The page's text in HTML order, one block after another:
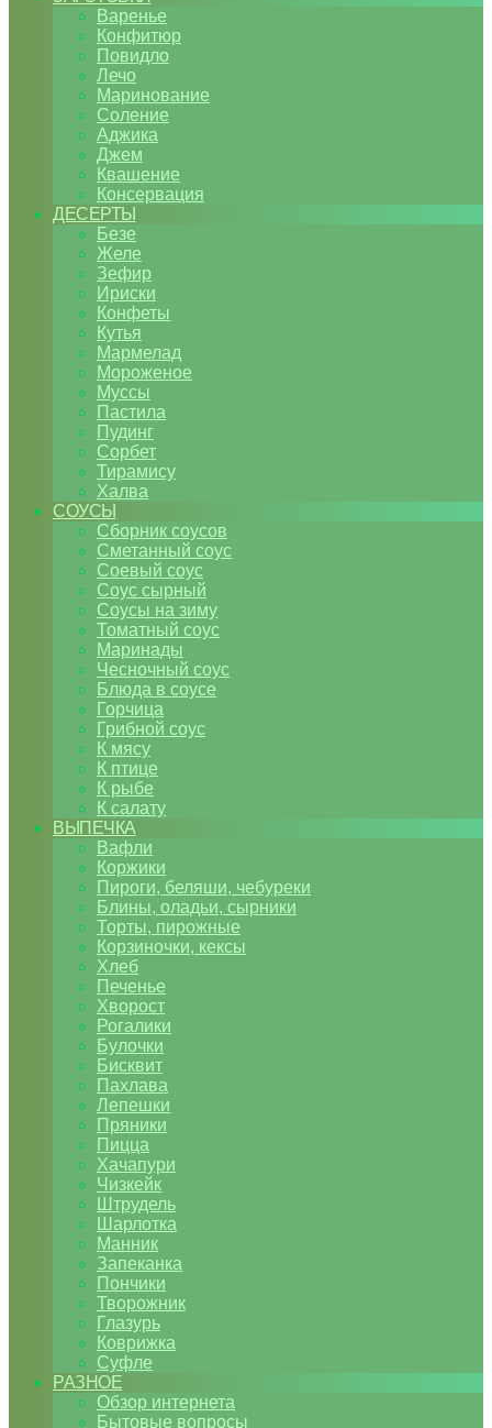
Варенье
Конфитюр
Повидло
Лечо
Маринование
Соление
Аджика
Джем
Квашение
Консервация
ДЕСЕРТЫ
Безе
Желе
Зефир
Ириски
Конфеты
Кутья
Мармелад
Мороженое
Муссы
Пастила
Пудинг
Сорбет
Тирамису
Халва
СОУСЫ
Сборник соусов
Сметанный соус
Соевый соус
Соус сырный
Соусы на зиму
Томатный соус
Маринады
Чесночный соус
Блюда в соусе
Горчица
Грибной соус
К мясу
К птице
К рыбе
К салату
ВЫПЕЧКА
Вафли
Коржики
Пироги, беляши, чебуреки
Блины, оладьи, сырники
Торты, пирожные
Корзиночки, кексы
Хлеб
Печенье
Хворост
Рогалики
Булочки
Бисквит
Пахлава
Лепешки
Пряники
Пицца
Хачапури
Чизкейк
Штрудель
Шарлотка
Манник
Запеканка
Пончики
Творожник
Глазурь
Коврижка
Суфле
РАЗНОЕ
Обзор интернета
Бытовые вопросы